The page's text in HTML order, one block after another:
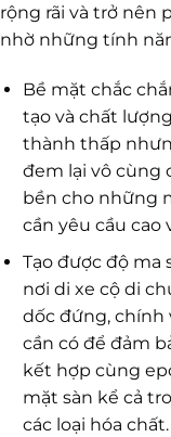
rộng rãi và trở nên
nhờ những tính
Bề mặt chắc
tạo và chất
thành thấp
đem lại vô cùng
bền cho những
cần yêu cầu
Tạo được độ ma
nơi di xe cộ di
dốc đứng, chính
cần có để đảm
kết hợp cùng
mặt sàn kể cả
các loại hóa chất.